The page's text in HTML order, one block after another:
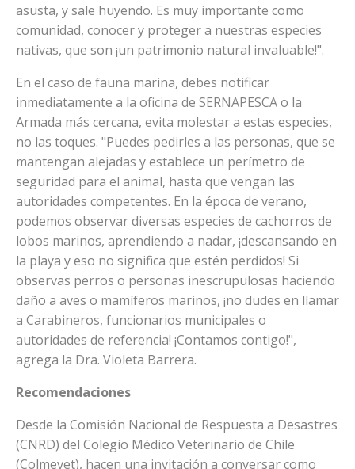
asusta, y sale huyendo. Es muy importante como
comunidad, conocer y proteger a nuestras especies
nativas, que son ¡un patrimonio natural invaluable!".
En el caso de fauna marina, debes notificar
inmediatamente a la oficina de SERNAPESCA o la
Armada más cercana, evita molestar a estas especies,
no las toques. "Puedes pedirles a las personas, que se
mantengan alejadas y establece un perímetro de
seguridad para el animal, hasta que vengan las
autoridades competentes. En la época de verano,
podemos observar diversas especies de cachorros de
lobos marinos, aprendiendo a nadar, ¡descansando en
la playa y eso no significa que estén perdidos! Si
observas perros o personas inescrupulosas haciendo
daño a aves o mamíferos marinos, ¡no dudes en llamar
a Carabineros, funcionarios municipales o
autoridades de referencia! ¡Contamos contigo!",
agrega la Dra. Violeta Barrera.
Recomendaciones
Desde la Comisión Nacional de Respuesta a Desastres
(CNRD) del Colegio Médico Veterinario de Chile
(Colmevet), hacen una invitación a conversar como